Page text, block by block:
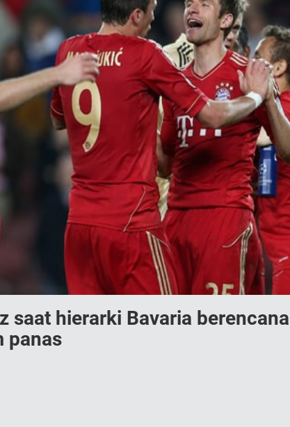
saat hierarki Bavaria berencana
panas